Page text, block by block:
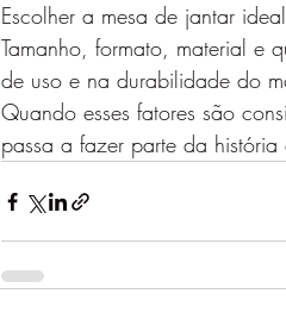
Escolher a mesa de jantar
Tamanho, formato, material e
de uso e na durabilidade do
Quando esses fatores são
passa a fazer parte da